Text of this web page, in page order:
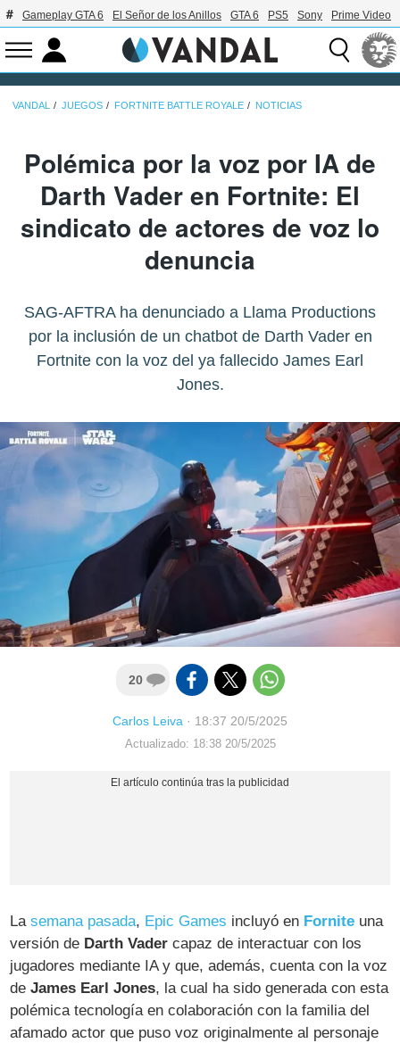
Gameplay GTA 6 El Señor de los Anillos GTA 6 PS5 Sony Prime Video
VANDAL JUEGOS FORTNITE BATTLE ROYALE NOTICIAS
Polémica por la voz por IA de
Darth Vader en Fortnite: El
sindicato de actores de voz lo
denuncia
SAG-AFTRA ha denunciado a Llama Productions
por la inclusión de un chatbot de Darth Vader en
Fortnite con la voz del ya fallecido James Earl
Jones.
20
Carlos Leiva · 18:37 20/5/2025
Actualizado: 18:38 20/5/2025
Lasemana pasada, Epic Games incluyó en Fornite una
versión de Darth Vader capaz de interactuar con los
jugadores mediante IA y que, además, cuenta con la voz
deJames Earl Jones, la cual ha sido generada con esta
polémica tecnología en colaboración con la familia del
afamado actor que puso voz originalmente al personaje